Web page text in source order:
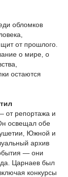
обломков
от прошлого.
о мире, о
остаются
от репортажа и
освещал обе
Южной и
архив
— они
Царнаев был
конкурсы